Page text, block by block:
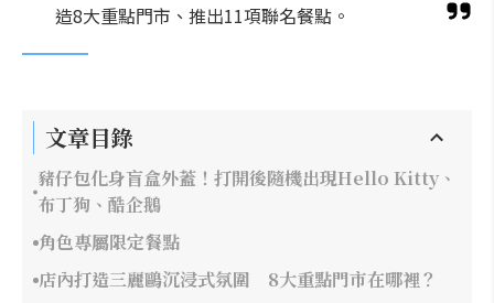
造8大重點門市、推出11項聯名餐點。
文章目錄
豬仔包化身盲盒外蓋！打開後隨機出現Hello Kitty、
布丁狗、酷企鵝
角色專屬限定餐點
店內打造三麗鷗沉浸式氛圍 8大重點門市在哪裡？